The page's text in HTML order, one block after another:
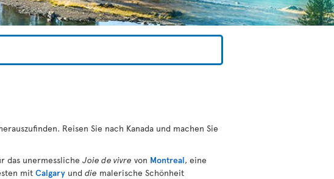
Reisen Sie nach Kanada und machen Sie
das unermessliche Joie de vivre von Montreal, eine
mit Calgary und die malerische Schönheit